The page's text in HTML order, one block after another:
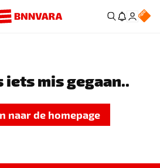
iets mis gegaan..
naar de homepage